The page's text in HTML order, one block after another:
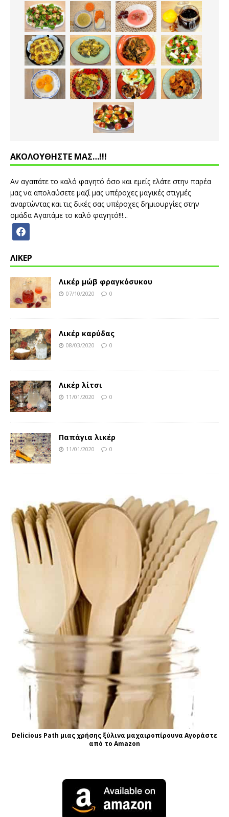
ΑΚΟΛΟΥΘΗΣΤΕ ΜΑΣ…!!!
Αν αγαπάτε το καλό φαγητό όσο και εμείς ελάτε στην παρέα
μας να απολαύσετε μαζί μας υπέροχες μαγικές στιγμές
αναρτώντας και τις δικές σας υπέροχες δημιουργίες στην
ομάδα Αγαπάμε το καλό φαγητό!!!...
ΛΙΚΕΡ
Λικέρ μώβ φραγκόσυκου
07/10/2020 0
Λικέρ καρύδας
08/03/2020 0
Λικέρ λίτσι
11/01/2020 0
Παπάγια λικέρ
11/01/2020 0
Delicious Path μιας χρήσης ξύλινα μαχαιροπίρουνα Αγοράστε
από το Amazon